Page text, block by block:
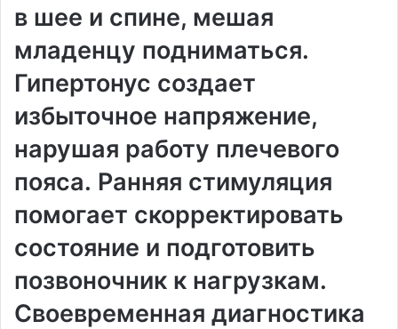
в шее и спине, мешая
младенцу подниматься․
Гипертонус создает
избыточное напряжение,
нарушая работу плечевого
пояса․ Ранняя стимуляция
помогает скорректировать
состояние и подготовить
позвоночник к нагрузкам․
Своевременная диагностика